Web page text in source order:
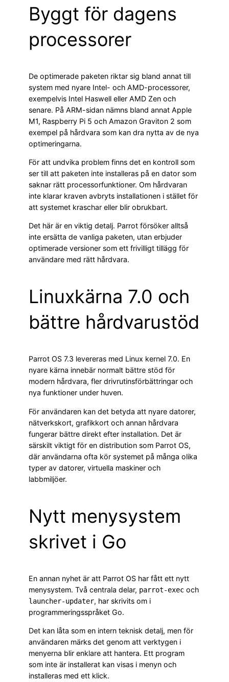
Byggt för dagens
processorer
De optimerade paketen riktar sig bland annat till
system med nyare Intel- och AMD-processorer,
exempelvis Intel Haswell eller AMD Zen och
senare. På ARM-sidan nämns bland annat Apple
M1, Raspberry Pi 5 och Amazon Graviton 2 som
exempel på hårdvara som kan dra nytta av de nya
optimeringarna.
För att undvika problem finns det en kontroll som
ser till att paketen inte installeras på en dator som
saknar rätt processorfunktioner. Om hårdvaran
inte klarar kraven avbryts installationen i stället för
att systemet kraschar eller blir obrukbart.
Det här är en viktig detalj. Parrot försöker alltså
inte ersätta de vanliga paketen, utan erbjuder
optimerade versioner som ett frivilligt tillägg för
användare med rätt hårdvara.
Linuxkärna 7.0 och
bättre hårdvarustöd
Parrot OS 7.3 levereras med Linux kernel 7.0. En
nyare kärna innebär normalt bättre stöd för
modern hårdvara, fler drivrutinsförbättringar och
nya funktioner under huven.
För användaren kan det betyda att nyare datorer,
nätverkskort, grafikkort och annan hårdvara
fungerar bättre direkt efter installation. Det är
särskilt viktigt för en distribution som Parrot OS,
där användarna ofta kör systemet på många olika
typer av datorer, virtuella maskiner och
labbmiljöer.
Nytt menysystem
skrivet i Go
En annan nyhet är att Parrot OS har fått ett nytt
menysystem. Två centrala delar, parrot-exec och
launcher-updater, har skrivits om i
programmeringsspråket Go.
Det kan låta som en intern teknisk detalj, men för
användaren märks det genom att verktygen i
menyerna blir enklare att hantera. Ett program
som inte är installerat kan visas i menyn och
installeras med ett klick.